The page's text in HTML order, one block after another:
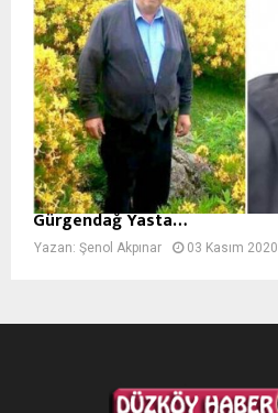
Gürgendağ Yasta…
Yazan: Şenol Akpınar 03 Kasım 2020